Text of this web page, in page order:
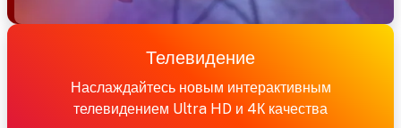
Телевидение
Наслаждайтесь новым интерактивным
телевидением Ultra HD и 4К качества